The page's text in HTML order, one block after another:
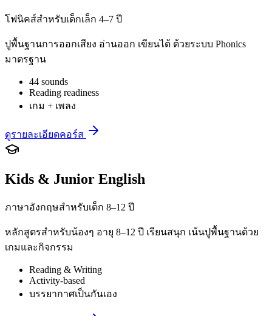
โฟนิคส์สำหรับเด็กเล็ก 4–7 ปี
ปูพื้นฐานการออกเสียง อ่านออก เขียนได้ ด้วยระบบ Phonics
มาตรฐาน
44 sounds
Reading readiness
เกม + เพลง
ดูรายละเอียดคอร์ส
Kids & Junior English
ภาษาอังกฤษสำหรับเด็ก 8–12 ปี
หลักสูตรสำหรับน้องๆ อายุ 8–12 ปี เรียนสนุก เน้นปูพื้นฐานด้วย
เกมและกิจกรรม
Reading & Writing
Activity-based
บรรยากาศเป็นกันเอง